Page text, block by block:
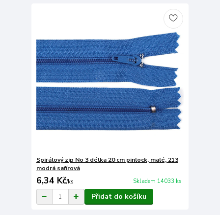
Spirálový zip No 3 délka 20 cm pinlock, malé, 213
modrá safírová
6,34 Kč/ks Skladem 14033 ks
Přidat do košíku